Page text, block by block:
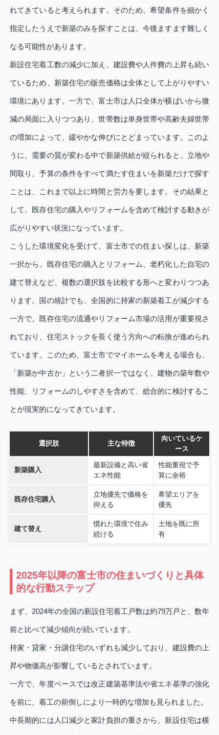
れてきていると考えられます。そのため、希望条件を細かく
指定したうえで新築のみを探すことは、今後ますます難しく
なる可能性があります。
新設住宅着工数の減少に加え、建設費や人件費の上昇も続い
ているため、新築住宅の販売価格は全体として上がりやすい
環境にあります。一方で、富士市は人口全体が横ばいから微
減の局面に入りつつあり、世帯数は単身世帯や高齢夫婦世帯
の増加によって、緩やかな伸びにとどまっています。このよ
うに、需要の質が変わる中で新築供給が絞られると、立地や
間取り、予算の条件をすべて満たす住まいを新築だけで探す
ことは、これまで以上に時間と労力を要します。その結果と
して、既存住宅の購入やリフォームを含めて検討する動きが
広がりやすい状況になっています。
こうした環境変化を受けて、富士市での住まい探しは、新築
一択から、既存住宅の購入とリフォーム、老朽化した自宅の
建て替えなど、複数の選択肢を比較する形へと変わりつつあ
ります。国の統計でも、全国的に持家の新築着工が減少する
一方で、既存住宅の流通やリフォーム市場の活用が重要視さ
れており、住宅ストックを長く使う方向への転換が進められ
ています。このため、富士市でマイホームを考える場合も、
「新築か中古か」という二者択一ではなく、建物の築年数や
性能、リフォームのしやすさを含めて、総合的に検討するこ
とが現実的になってきています。
選択肢 主な特徴
向いているケ
ース
新築購入
最新設備と高い省
エネ性能
性能重視で予
算に余裕
既存住宅購入
立地優先で価格を
抑える
希望エリアを
優先
建て替え
慣れた環境で住み
続ける
土地を既に所
有
2025年以降の富士市の住まいづくりと具体
的な行動ステップ
まず、2024年の全国の新設住宅着工戸数は約79万戸と、数年
前と比べて減少傾向が続いています。
持家・貸家・分譲住宅のいずれも減少しており、建設費の上
昇や物価高が影響しているとされています。
一方で、年度ベースでは改正建築基準法や省エネ基準の強化
を前に、着工の前倒しにより一時的な増加も見られました。
中長期的には人口減少と家計負担の重さから、新設住宅は横